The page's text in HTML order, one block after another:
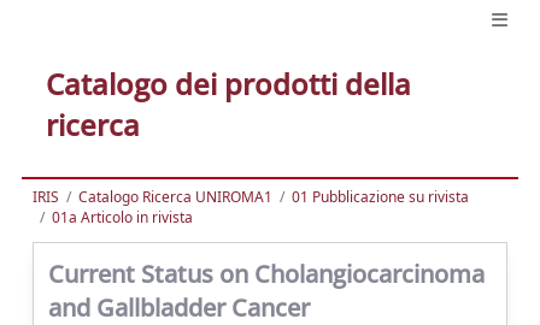
Catalogo dei prodotti della
ricerca
IRIS Catalogo Ricerca UNIROMA1
01 Pubblicazione su rivista
01a Articolo in rivista
Current Status on Cholangiocarcinoma
and Gallbladder Cancer